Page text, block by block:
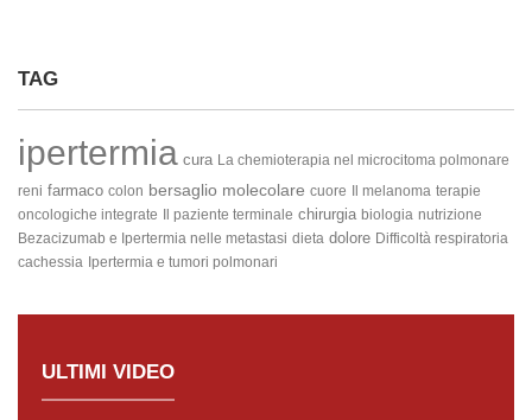
TAG
ipertermia cura La chemioterapia nel microcitoma polmonare
reni farmaco colon bersaglio molecolare cuore Il melanoma terapie
oncologiche integrate
Il paziente terminale chirurgia biologia nutrizione
Bezacizumab e Ipertermia nelle metastasi dieta dolore Difficoltà respiratoria
cachessia Ipertermia e tumori polmonari
ULTIMI VIDEO